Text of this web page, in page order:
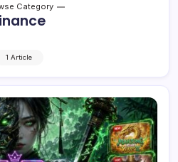
Category
1 Article